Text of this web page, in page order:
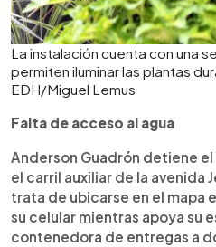
La instalación cuenta con una
permiten iluminar las plantas
EDH/Miguel Lemus
Falta de acceso al agua
Anderson Guadrón detiene
el carril auxiliar de la avenida
trata de ubicarse en el
su celular mientras apoya su
contenedora de entregas a